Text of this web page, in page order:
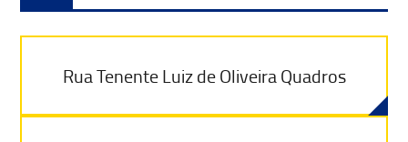
Rua Tenente Luiz de Oliveira Quadros